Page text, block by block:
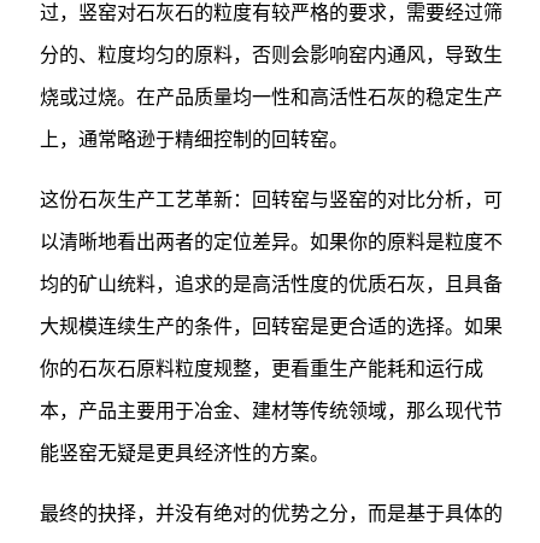
过，竖窑对石灰石的粒度有较严格的要求，需要经过筛
分的、粒度均匀的原料，否则会影响窑内通风，导致生
烧或过烧。在产品质量均一性和高活性石灰的稳定生产
上，通常略逊于精细控制的回转窑。
这份石灰生产工艺革新：回转窑与竖窑的对比分析，可
以清晰地看出两者的定位差异。如果你的原料是粒度不
均的矿山统料，追求的是高活性度的优质石灰，且具备
大规模连续生产的条件，回转窑是更合适的选择。如果
你的石灰石原料粒度规整，更看重生产能耗和运行成
本，产品主要用于冶金、建材等传统领域，那么现代节
能竖窑无疑是更具经济性的方案。
最终的抉择，并没有绝对的优势之分，而是基于具体的